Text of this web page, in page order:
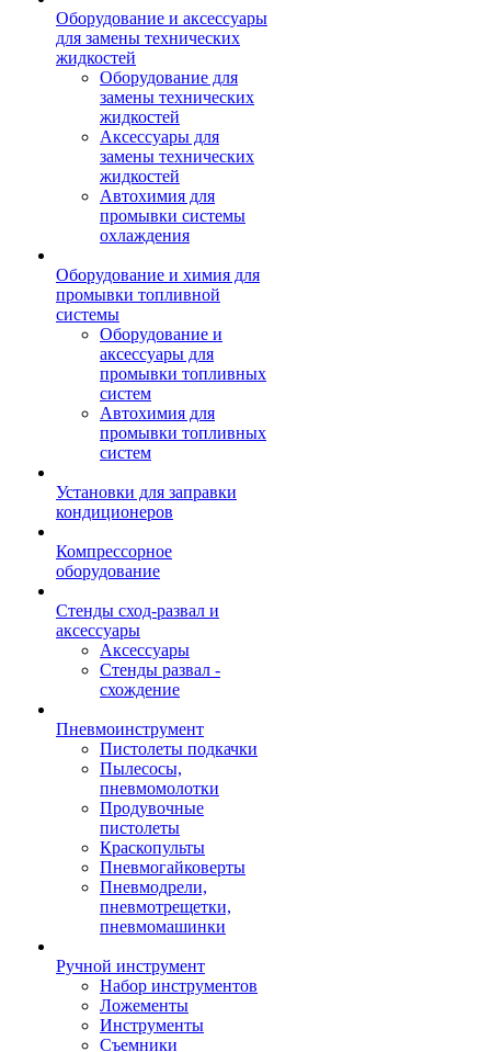
Оборудование и аксессуары
для замены технических
жидкостей
Оборудование для
замены технических
жидкостей
Аксессуары для
замены технических
жидкостей
Автохимия для
промывки системы
охлаждения
Оборудование и химия для
промывки топливной
системы
Оборудование и
аксессуары для
промывки топливных
систем
Автохимия для
промывки топливных
систем
Установки для заправки
кондиционеров
Компрессорное
оборудование
Стенды сход-развал и
аксессуары
Аксессуары
Стенды развал -
схождение
Пневмоинструмент
Пистолеты подкачки
Пылесосы,
пневмомолотки
Продувочные
пистолеты
Краскопульты
Пневмогайковерты
Пневмодрели,
пневмотрещетки,
пневмомашинки
Ручной инструмент
Набор инструментов
Ложементы
Инструменты
Съемники